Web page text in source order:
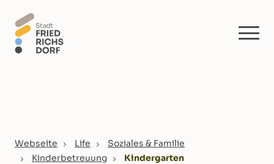
You are here:
Webseite Life
Soziales & Familie
Kinderbetreuung
Kindergarten